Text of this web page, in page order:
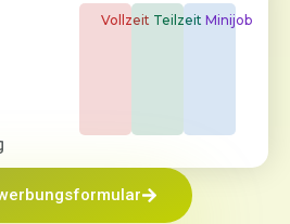
Vollzeit Teilzeit Minijob